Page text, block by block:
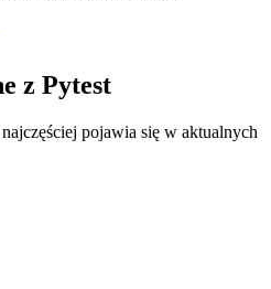
z Pytest
pojawia się w aktualnych